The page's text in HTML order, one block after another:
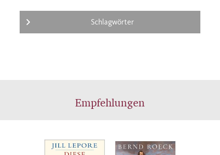
Schlagwörter
Empfehlungen